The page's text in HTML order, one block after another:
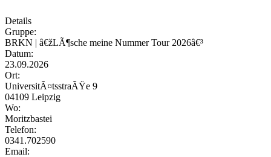
Details
Gruppe:
BRKN | â€žLÃ¶sche meine Nummer Tour 2026â€³
Datum:
23.09.2026
Ort:
UniversitÃ¤tsstraÃŸe 9
04109 Leipzig
Wo:
Moritzbastei
Telefon:
0341.702590
Email: